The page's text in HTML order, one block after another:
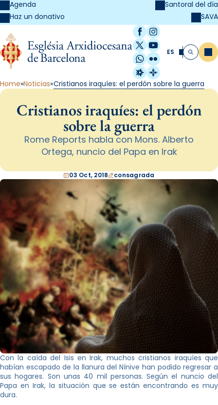
Agenda
Haz un donativo
Santoral del día
SAVA
Facebook
Instagram
X / Twitter
YouTube
WhatsApp
Flickr
Radio Estel
Catalunya
ES Buscar
Home Noticias Cristianos iraquíes: el perdón sobre la guerra
Cristianos iraquíes: el perdón
sobre la guerra
Rome Reports habla con Mons. Alberto
Ortega, nuncio del Papa en Irak
03 Oct, 2018 consagrada
Con la caída del Isis en Irak, muchos cristianos iraquíes que
habían escapado de la llanura del Nínive han podido regresar a
sus hogares. Son unas 40 mil personas. Según el nuncio del
Papa en Irak, la situación que se están encontrando es muy
dura.